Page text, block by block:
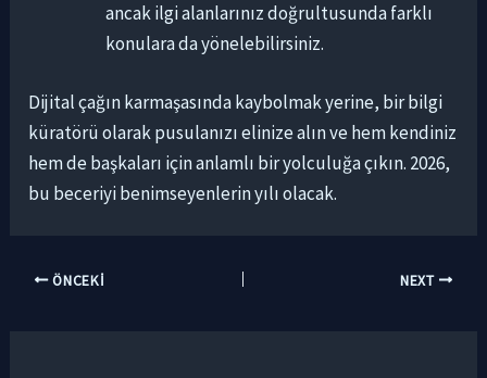
ancak ilgi alanlarınız doğrultusunda farklı
konulara da yönelebilirsiniz.
Dijital çağın karmaşasında kaybolmak yerine, bir bilgi
küratörü olarak pusulanızı elinize alın ve hem kendiniz
hem de başkaları için anlamlı bir yolculuğa çıkın. 2026,
bu beceriyi benimseyenlerin yılı olacak.
ÖNCEKI NEXT